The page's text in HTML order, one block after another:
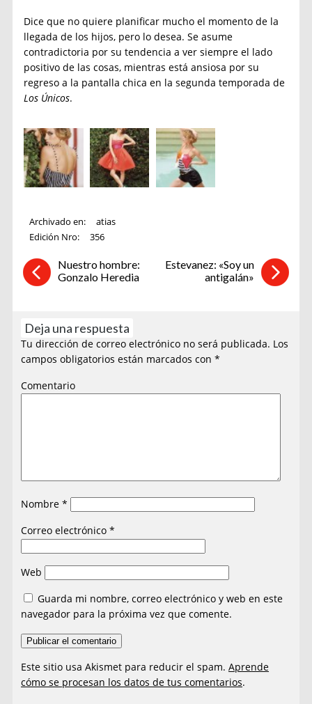
Dice que no quiere planificar mucho el momento de la
llegada de los hijos, pero lo desea. Se asume
contradictoria por su tendencia a ver siempre el lado
positivo de las cosas, mientras está ansiosa por su
regreso a la pantalla chica en la segunda temporada de
Los Únicos.
Archivado en:
atias
Edición Nro:
356
Nuestro hombre:
Gonzalo Heredia
Estevanez: «Soy un
antigalán»
Deja una respuesta
Tu dirección de correo electrónico no será publicada. Los
campos obligatorios están marcados con*
Comentario
Nombre*
Correo electrónico*
Web
Guarda mi nombre, correo electrónico y web en este
navegador para la próxima vez que comente.
Este sitio usa Akismet para reducir el spam.Aprende
cómo se procesan los datos de tus comentarios.